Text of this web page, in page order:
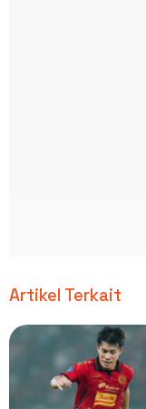
Artikel Terkait